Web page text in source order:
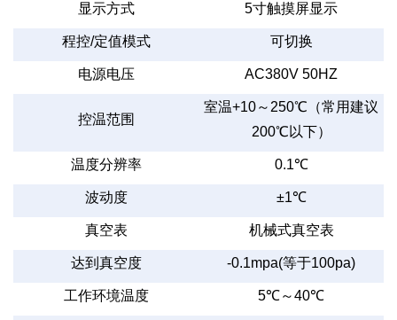
显示方式 5寸触摸屏显示
程控/定值模式 可切换
电源电压 AC380V 50HZ
控温范围
室温+10～ 250℃（常用建议
200℃以下）
温度分辨率 0.1℃
波动度 ±1℃
真空表 机械式真空表
达到真空度 -0.1mpa(等于100pa)
工作环境温度 5℃～40℃